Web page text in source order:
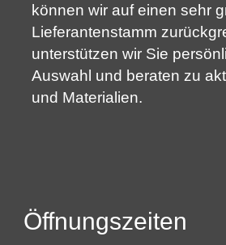
können wir auf einen sehr
Lieferantenstamm
unterstützen wir Sie
Auswahl und beraten zu
und Materialien.
Öffnungszeiten